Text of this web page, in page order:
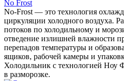
No Frost
No-Frost — это технология
циркуляции холодного воздуха.
потоков по холодильному и
отведение излишней влажности
перепадов температуры и
ящиков, рабочей камеры и
Холодильник с технологией Ноу
в разморозке.